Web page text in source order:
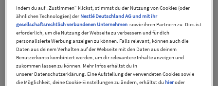
Kartoffelsalat Italia
35Min Mittel
Indem du auf „Zustimmen“ klickst, stimmst du der Nutzung von Cookies (oder
ähnlichen Technologien) der Nestlé Deutschland AG und mit ihr
gesellschaftsrechtlich verbundenen Unternehmen sowie ihren Partnern zu. Dies ist
erforderlich, um die Nutzung der Webseite zu verbessern und für dich
personalisierte Werbung anzeigen zu können. Falls relevant, können auch die
Daten aus deinem Verhalten auf der Webseite mit den Daten aus deinem
Benutzerkonto kombiniert werden, um dir relevantere Inhalte anzeigen und
zukommen lassen zu können. Mehr Infos erhältst du in
unserer Datenschutzerklärung. Eine Aufstellung der verwendeten Cookies sowie
die Möglichkeit, deine Cookie-Einstellungen zu ändern, erhältst du hieroder